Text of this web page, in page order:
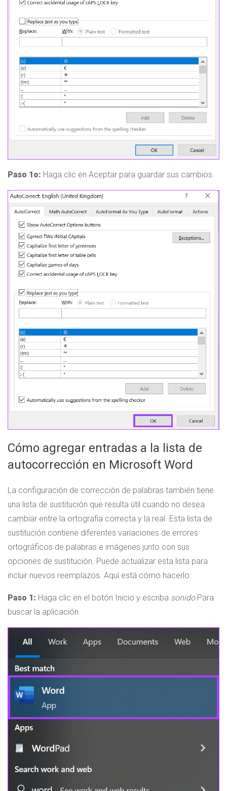
Paso 1o: Haga clic en Aceptar para guardar sus cambios.
Cómo agregar entradas a la lista de
autocorrección en Microsoft Word
La configuración de corrección de palabras también tiene
una lista de sustitución que resulta útil cuando no desea
cambiar entre la ortografía correcta y la real. Esta lista de
sustitución contiene diferentes variaciones de errores
ortográficos de palabras e imágenes junto con sus
opciones de sustitución. Puede actualizar esta lista para
incluir nuevos reemplazos. Aquí está cómo hacerlo:
Paso 1: Haga clic en el botón Inicio y escriba sonidoPara
buscar la aplicación.